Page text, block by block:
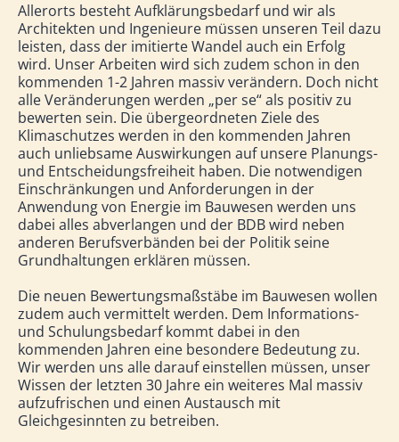
Allerorts besteht Aufklärungsbedarf und wir als
Architekten und Ingenieure müssen unseren Teil dazu
leisten, dass der imitierte Wandel auch ein Erfolg
wird. Unser Arbeiten wird sich zudem schon in den
kommenden 1-2 Jahren massiv verändern. Doch nicht
alle Veränderungen werden „per se“ als positiv zu
bewerten sein. Die übergeordneten Ziele des
Klimaschutzes werden in den kommenden Jahren
auch unliebsame Auswirkungen auf unsere Planungs-
und Entscheidungsfreiheit haben. Die notwendigen
Einschränkungen und Anforderungen in der
Anwendung von Energie im Bauwesen werden uns
dabei alles abverlangen und der BDB wird neben
anderen Berufsverbänden bei der Politik seine
Grundhaltungen erklären müssen.
Die neuen Bewertungsmaßstäbe im Bauwesen wollen
zudem auch vermittelt werden. Dem Informations-
und Schulungsbedarf kommt dabei in den
kommenden Jahren eine besondere Bedeutung zu.
Wir werden uns alle darauf einstellen müssen, unser
Wissen der letzten 30 Jahre ein weiteres Mal massiv
aufzufrischen und einen Austausch mit
Gleichgesinnten zu betreiben.